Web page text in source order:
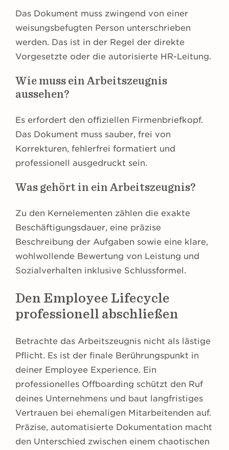
Das Dokument muss zwingend von einer
weisungsbefugten Person unterschrieben
werden. Das ist in der Regel der direkte
Vorgesetzte oder die autorisierte HR-Leitung.
Wie muss ein Arbeitszeugnis
aussehen?
Es erfordert den offiziellen Firmenbriefkopf.
Das Dokument muss sauber, frei von
Korrekturen, fehlerfrei formatiert und
professionell ausgedruckt sein.
Was gehört in ein Arbeitszeugnis?
Zu den Kernelementen zählen die exakte
Beschäftigungsdauer, eine präzise
Beschreibung der Aufgaben sowie eine klare,
wohlwollende Bewertung von Leistung und
Sozialverhalten inklusive Schlussformel.
Den Employee Lifecycle
professionell abschließen
Betrachte das Arbeitszeugnis nicht als lästige
Pflicht. Es ist der finale Berührungspunkt in
deiner Employee Experience. Ein
professionelles Offboarding schützt den Ruf
deines Unternehmens und baut langfristiges
Vertrauen bei ehemaligen Mitarbeitenden auf.
Präzise, automatisierte Dokumentation macht
den Unterschied zwischen einem chaotischen